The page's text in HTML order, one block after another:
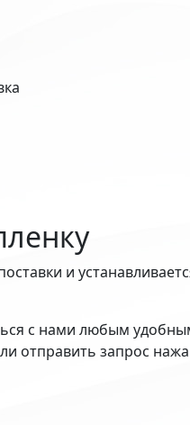
и
с нами любым
отправить запрос